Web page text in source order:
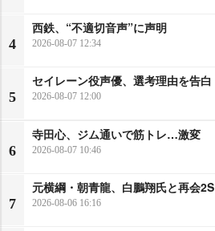
4
西鉄、“不適切音声”に声明
2026-08-07 12:34
5
セイレーン役声優、選考理由を告白
2026-08-07 12:00
6
寺田心、ジム通いで筋トレ…激変
2026-08-07 10:46
7
元横綱・朝青龍、白鵬翔氏と再会2S
2026-08-06 16:16